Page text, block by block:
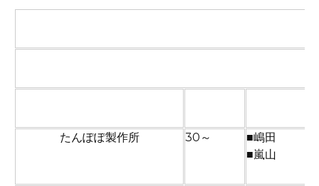
たんぽぽ製作所 30～
■嶋田
■嵐山